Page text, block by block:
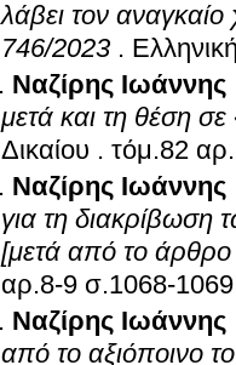
λάβει τον
746/2023 .
Ναζίρης Ιωάννης
μετά και τη θέση
Δικαίου .
Ναζίρης Ιωάννης
για τη
[μετά από το
αρ.8-9 σ.1068-1069
Ναζίρης Ιωάννης
από το αξιόποινο